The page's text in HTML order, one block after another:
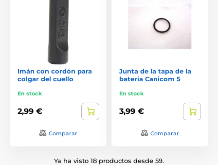
Imán con cordón para
colgar del cuello
En stock
2,99 €
Comparar
Junta de la tapa de la
batería Canicom 5
En stock
3,99 €
Comparar
Ya ha visto 18 productos desde 59.